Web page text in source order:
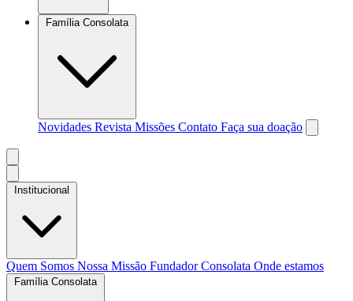
Família Consolata
Novidades Revista Missões Contato Faça sua doação
Institucional
Quem Somos Nossa Missão FundadorConsolata Onde estamos
Família Consolata